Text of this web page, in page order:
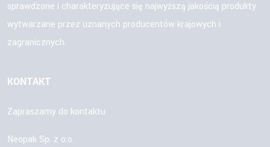
sprawdzone i charakteryzujące się najwyższą jakością produkty
wytwarzane przez uznanych producentów krajowych i
zagranicznych.
KONTAKT
Zapraszamy do kontaktu
Neopak Sp. z o.o.